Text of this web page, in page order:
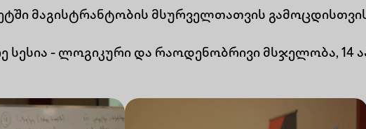
მაგისტრანტობის მსურველთათვის
სესია - ლოგიკური და რაოდენობრივი მსჯელობა, 14